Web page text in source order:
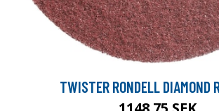
TWISTER RONDELL DIAMOND